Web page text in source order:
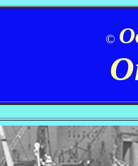
©